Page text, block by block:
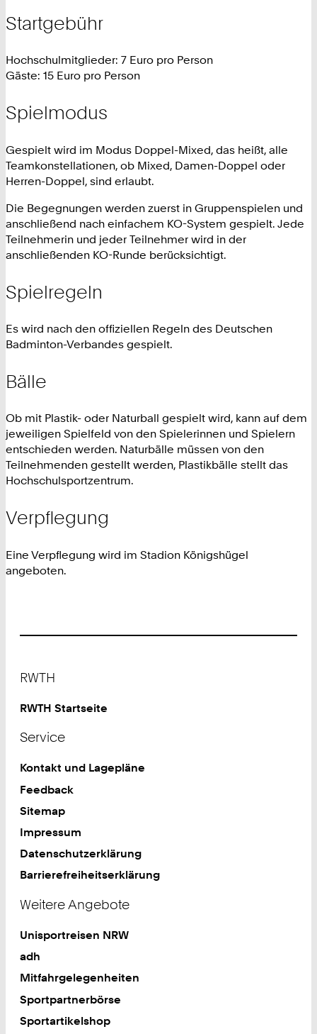
Startgebühr
Hochschulmitglieder: 7 Euro pro Person
Gäste: 15 Euro pro Person
Spielmodus
Gespielt wird im Modus Doppel-Mixed, das heißt, alle
Teamkonstellationen, ob Mixed, Damen-Doppel oder
Herren-Doppel, sind erlaubt.
Die Begegnungen werden zuerst in Gruppenspielen und
anschließend nach einfachem KO-System gespielt. Jede
Teilnehmerin und jeder Teilnehmer wird in der
anschließenden KO-Runde berücksichtigt.
Spielregeln
Es wird nach den offiziellen Regeln des Deutschen
Badminton-Verbandes gespielt.
Bälle
Ob mit Plastik- oder Naturball gespielt wird, kann auf dem
jeweiligen Spielfeld von den Spielerinnen und Spielern
entschieden werden. Naturbälle müssen von den
Teilnehmenden gestellt werden, Plastikbälle stellt das
Hochschulsportzentrum.
Verpflegung
Eine Verpflegung wird im Stadion Königshügel
angeboten.
RWTH
RWTH Startseite
Service
Kontakt und Lagepläne
Feedback
Sitemap
Impressum
Datenschutzerklärung
Barrierefreiheitserklärung
Weitere Angebote
Unisportreisen NRW
adh
Mitfahrgelegenheiten
Sportpartnerbörse
Sportartikelshop